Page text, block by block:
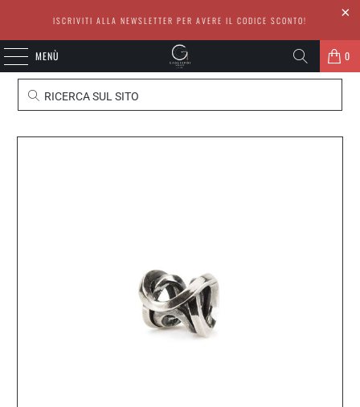
ISCRIVITI ALLA NEWSLETTER PER AVERE IL CODICE SCONTO!
MENÙ 0
RICERCA SUL SITO